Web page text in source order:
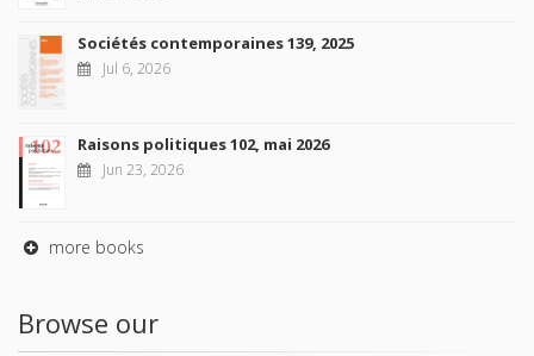
Sociétés contemporaines 139, 2025
Jul 6, 2026
Raisons politiques 102, mai 2026
Jun 23, 2026
more books
Browse our